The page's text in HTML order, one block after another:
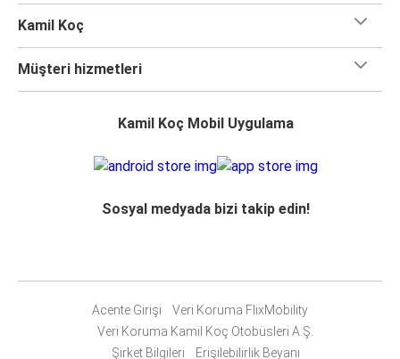
Kamil Koç
Müşteri hizmetleri
Kamil Koç Mobil Uygulama
Sosyal medyada bizi takip edin!
Acente Girişi
Veri Koruma FlixMobility
Veri Koruma Kamil Koç Otobüsleri A.Ş.
Şirket Bilgileri
Erişilebilirlik Beyanı